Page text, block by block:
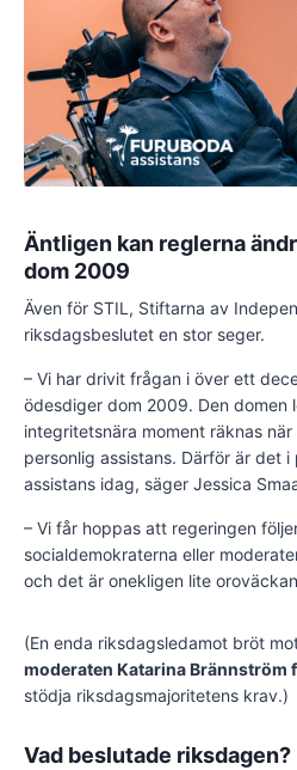
Äntligen kan reglerna
dom 2009
Även för STIL, Stiftarna av
riksdagsbeslutet en stor seger.
– Vi har drivit frågan i över ett
ödesdiger dom 2009. Den
integritetsnära moment räknas
personlig assistans. Därför är det
assistans idag, säger Jessica
– Vi får hoppas att regeringen
socialdemokraterna eller
och det är onekligen lite
(En enda riksdagsledamot bröt
moderaten Katarina Brännström
stödja riksdagsmajoritetens krav.)
Vad beslutade riksdagen?